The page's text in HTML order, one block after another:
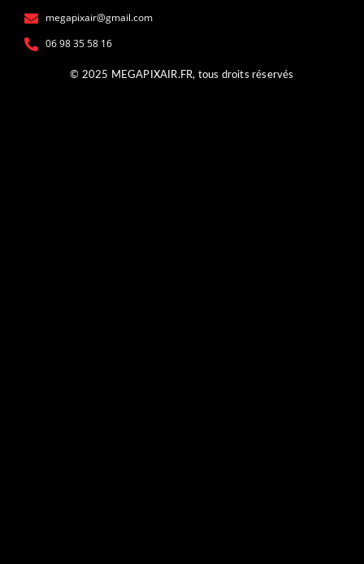
megapixair@gmail.com
‭‬06 98 35 58 16
© 2025 MEGAPIXAIR.FR, tous droits réservés